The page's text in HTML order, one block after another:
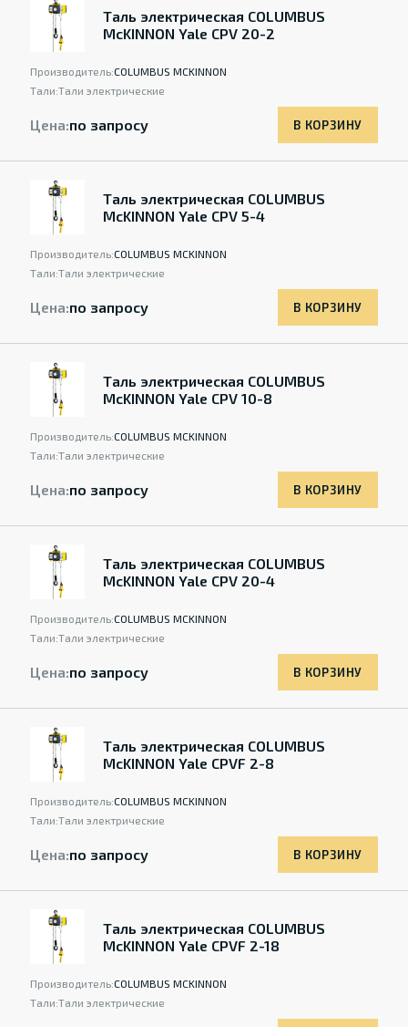
Таль электрическая COLUMBUS
McKINNON Yale CPV 20-2
Производитель:COLUMBUS MCKINNON
Тали:Тали электрические
Цена:по запросу В КОРЗИНУ
Таль электрическая COLUMBUS
McKINNON Yale CPV 5-4
Производитель:COLUMBUS MCKINNON
Тали:Тали электрические
Цена:по запросу В КОРЗИНУ
Таль электрическая COLUMBUS
McKINNON Yale CPV 10-8
Производитель:COLUMBUS MCKINNON
Тали:Тали электрические
Цена:по запросу В КОРЗИНУ
Таль электрическая COLUMBUS
McKINNON Yale CPV 20-4
Производитель:COLUMBUS MCKINNON
Тали:Тали электрические
Цена:по запросу В КОРЗИНУ
Таль электрическая COLUMBUS
McKINNON Yale CPVF 2-8
Производитель:COLUMBUS MCKINNON
Тали:Тали электрические
Цена:по запросу В КОРЗИНУ
Таль электрическая COLUMBUS
McKINNON Yale CPVF 2-18
Производитель:COLUMBUS MCKINNON
Тали:Тали электрические